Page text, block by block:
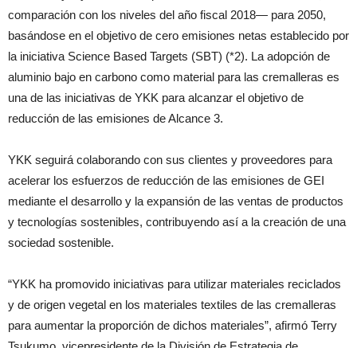
comparación con los niveles del año fiscal 2018— para 2050,
basándose en el objetivo de cero emisiones netas establecido por
la iniciativa Science Based Targets (SBT) (*2). La adopción de
aluminio bajo en carbono como material para las cremalleras es
una de las iniciativas de YKK para alcanzar el objetivo de
reducción de las emisiones de Alcance 3.
YKK seguirá colaborando con sus clientes y proveedores para
acelerar los esfuerzos de reducción de las emisiones de GEI
mediante el desarrollo y la expansión de las ventas de productos
y tecnologías sostenibles, contribuyendo así a la creación de una
sociedad sostenible.
“YKK ha promovido iniciativas para utilizar materiales reciclados
y de origen vegetal en los materiales textiles de las cremalleras
para aumentar la proporción de dichos materiales”, afirmó Terry